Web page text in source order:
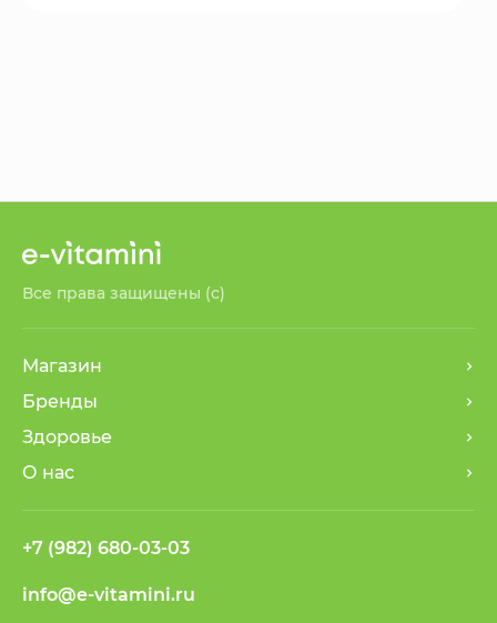
Все права защищены (с)
Магазин
Бренды
Здоровье
О нас
+7 (982) 680-03-03
info@e-vitamini.ru